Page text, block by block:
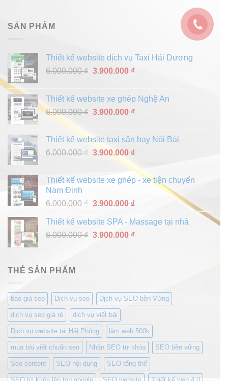
SẢN PHẨM
Thiết kế website dịch vụ Taxi Hải Dương
6.000.000₫ Giá
6.000.000 ₫.
3.900.000 ₫Giá
là:
3.900.000 ₫.
Thiết kế website xe ghép Nghệ An
6.000.000₫ Giá
6.000.000 ₫.
3.900.000 ₫Giá
là:
3.900.000 ₫.
Thiết kế website taxi sân bay Nội Bài
6.000.000₫ Giá
6.000.000 ₫.
3.900.000 ₫Giá
tại
là:
3.900.000 ₫.
Thiết kế website xe ghép - xe tiện chuyến
Nam Định
6.000.000₫ Giá
là:
6.000.000 ₫.
3.900.000 ₫Giá
tại
là:
Thiết kế website SPA - Massage tại nhà
6.000.000₫ Giá
3.900.000 ₫Giá
THẺ SẢN PHẨM
báo giá seo Dịch vụ seo Dịch vụ SEO bền Vững
dịch vụ seo giá rẻ dịch vụ viết bài
Dịch vụ website tại Hải Phòng làm web 500k
mua bài viết chuẩn seo Nhận SEO từ khóa SEO bền vững
Seo content SEO nội dung SEO tổng thể